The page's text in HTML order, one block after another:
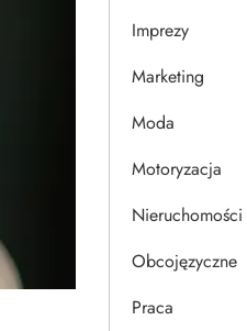
Imprezy
Marketing
Moda
Motoryzacja
Nieruchomości
Obcojęzyczne
Praca